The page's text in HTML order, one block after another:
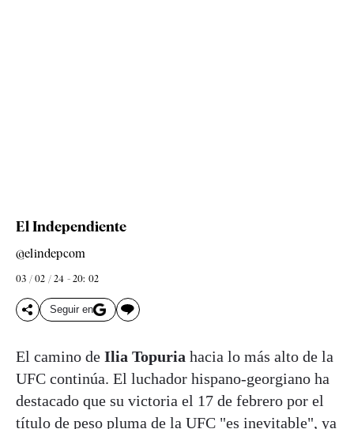
El Independiente
@elindepcom
03 / 02 / 24 - 20: 02
Seguir en
El camino de Ilia Topuria hacia lo más alto de la
UFC continúa. El luchador hispano-georgiano ha
destacado que su victoria el 17 de febrero por el
título de peso pluma de la UFC "es inevitable", ya